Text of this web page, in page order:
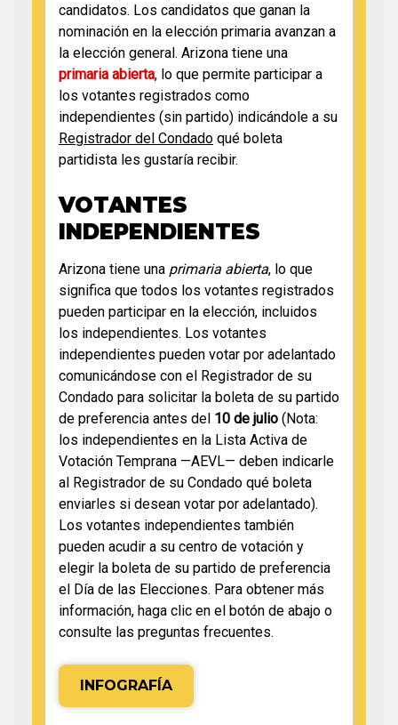
candidatos. Los candidatos que ganan la
nominación en la elección primaria avanzan a
la elección general. Arizona tiene una
primaria abierta, lo que permite participar a
los votantes registrados como
independientes (sin partido) indicándole a su
Registrador del Condado qué boleta
partidista les gustaría recibir.
VOTANTES
INDEPENDIENTES
Arizona tiene una primaria abierta, lo que
significa que todos los votantes registrados
pueden participar en la elección, incluidos
los independientes. Los votantes
independientes pueden votar por adelantado
comunicándose con el Registrador de su
Condado para solicitar la boleta de su partido
de preferencia antes del 10 de julio (Nota:
los independientes en la Lista Activa de
Votación Temprana —AEVL— deben indicarle
al Registrador de su Condado qué boleta
enviarles si desean votar por adelantado).
Los votantes independientes también
pueden acudir a su centro de votación y
elegir la boleta de su partido de preferencia
el Día de las Elecciones. Para obtener más
información, haga clic en el botón de abajo o
consulte las preguntas frecuentes.
INFOGRAFÍA